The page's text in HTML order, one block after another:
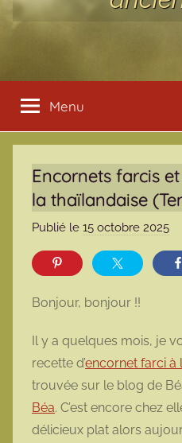
Menu
Encornets farcis
la thaïlandaise
Publié le 15 octobre 2025
a
o
t
t
e
Bonjour, bonjour !!
Il y a quelques mois, je
recette d’encornet farci à
trouvée sur le blog de
Béa. C’est encore chez
délicieux plat alors